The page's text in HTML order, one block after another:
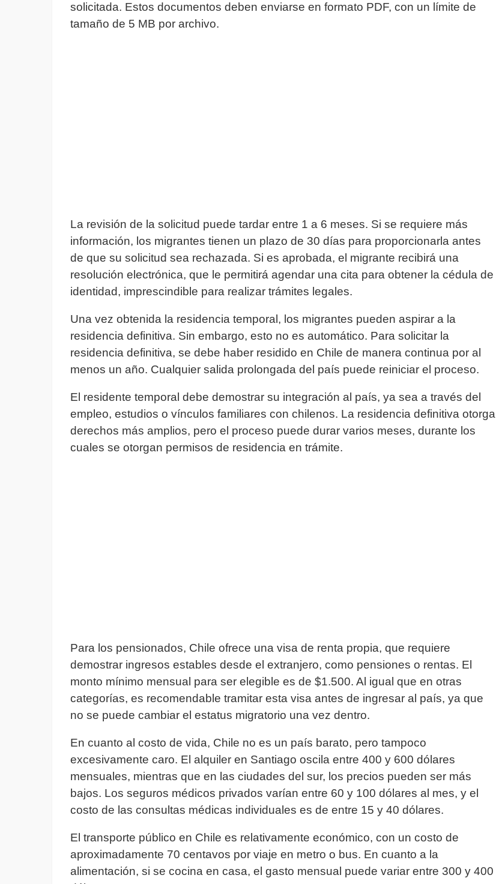
solicitada. Estos documentos deben enviarse en formato PDF, con un límite de
tamaño de 5 MB por archivo.
La revisión de la solicitud puede tardar entre 1 a 6 meses. Si se requiere más
información, los migrantes tienen un plazo de 30 días para proporcionarla antes
de que su solicitud sea rechazada. Si es aprobada, el migrante recibirá una
resolución electrónica, que le permitirá agendar una cita para obtener la cédula de
identidad, imprescindible para realizar trámites legales.
Una vez obtenida la residencia temporal, los migrantes pueden aspirar a la
residencia definitiva. Sin embargo, esto no es automático. Para solicitar la
residencia definitiva, se debe haber residido en Chile de manera continua por al
menos un año. Cualquier salida prolongada del país puede reiniciar el proceso.
El residente temporal debe demostrar su integración al país, ya sea a través del
empleo, estudios o vínculos familiares con chilenos. La residencia definitiva otorga
derechos más amplios, pero el proceso puede durar varios meses, durante los
cuales se otorgan permisos de residencia en trámite.
Para los pensionados, Chile ofrece una visa de renta propia, que requiere
demostrar ingresos estables desde el extranjero, como pensiones o rentas. El
monto mínimo mensual para ser elegible es de $1.500. Al igual que en otras
categorías, es recomendable tramitar esta visa antes de ingresar al país, ya que
no se puede cambiar el estatus migratorio una vez dentro.
En cuanto al costo de vida, Chile no es un país barato, pero tampoco
excesivamente caro. El alquiler en Santiago oscila entre 400 y 600 dólares
mensuales, mientras que en las ciudades del sur, los precios pueden ser más
bajos. Los seguros médicos privados varían entre 60 y 100 dólares al mes, y el
costo de las consultas médicas individuales es de entre 15 y 40 dólares.
El transporte público en Chile es relativamente económico, con un costo de
aproximadamente 70 centavos por viaje en metro o bus. En cuanto a la
alimentación, si se cocina en casa, el gasto mensual puede variar entre 300 y 400